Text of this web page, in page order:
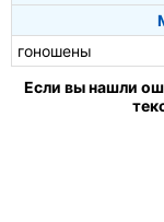
гоношены
Если вы нашли